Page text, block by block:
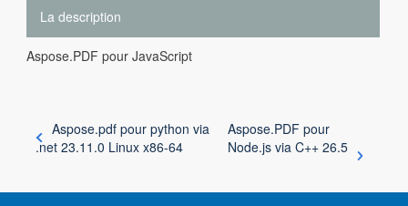
La description
Aspose.PDF pour JavaScript
Aspose.pdf pour python via
.net 23.11.0 Linux x86-64
Aspose.PDF pour
Node.js via C++ 26.5